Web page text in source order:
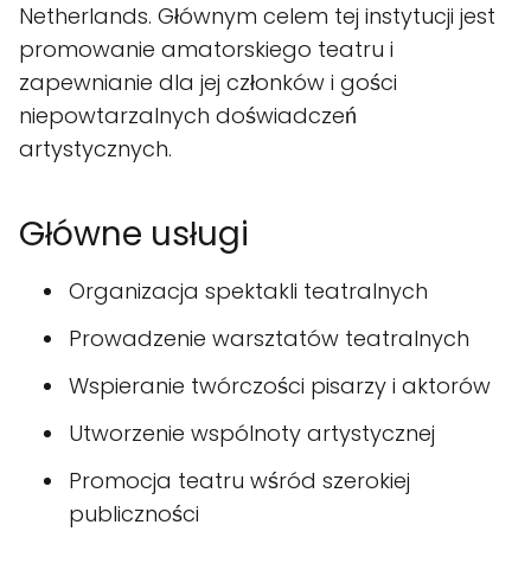
Netherlands. Głównym celem tej instytucji jest
promowanie amatorskiego teatru i
zapewnianie dla jej członków i gości
niepowtarzalnych doświadczeń
artystycznych.
Główne usługi
Organizacja spektakli teatralnych
Prowadzenie warsztatów teatralnych
Wspieranie twórczości pisarzy i aktorów
Utworzenie wspólnoty artystycznej
Promocja teatru wśród szerokiej
publiczności